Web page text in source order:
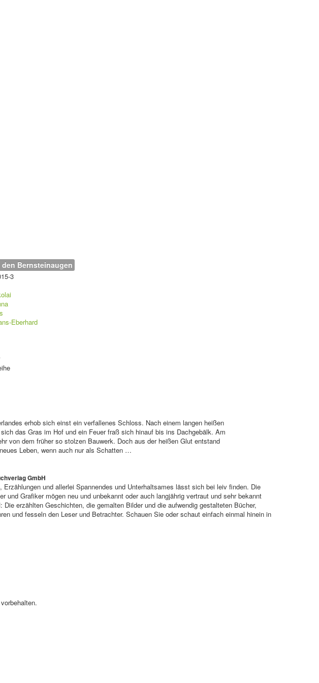
Bernsteinaugen
3
Eberhard
erhob sich einst ein verfallenes Schloss. Nach einem langen heißen
das Gras im Hof und ein Feuer fraß sich hinauf bis ins Dachgebälk. Am
von dem früher so stolzen Bauwerk. Doch aus der heißen Glut entstand
Leben, wenn auch nur als Schatten …
GmbH
Erzählungen und allerlei Spannendes und Unterhaltsames lässt sich bei leiv finden. Die
und Grafiker mögen neu und unbekannt oder auch langjährig vertraut und sehr bekannt
erzählten Geschichten, die gemalten Bilder und die aufwendig gestalteten Bücher,
und fesseln den Leser und Betrachter. Schauen Sie oder schaut einfach einmal hinein in